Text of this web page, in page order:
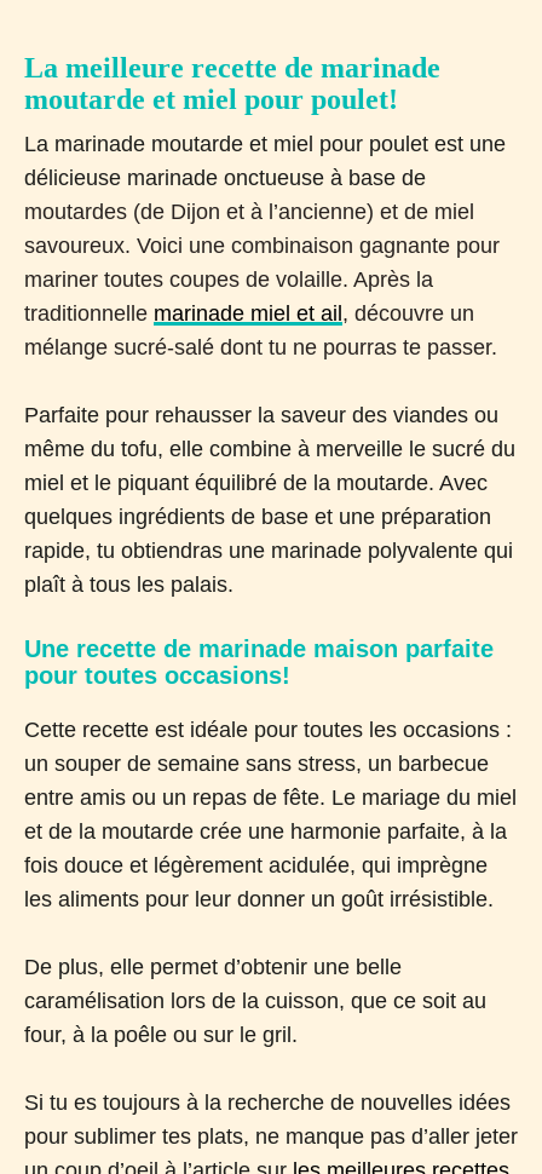
La meilleure recette de marinade
moutarde et miel pour poulet!
La marinade moutarde et miel pour poulet est une
délicieuse marinade onctueuse à base de
moutardes (de Dijon et à l’ancienne) et de miel
savoureux. Voici une combinaison gagnante pour
mariner toutes coupes de volaille. Après la
traditionnelle marinade miel et ail, découvre un
mélange sucré-salé dont tu ne pourras te passer.
Parfaite pour rehausser la saveur des viandes ou
même du tofu, elle combine à merveille le sucré du
miel et le piquant équilibré de la moutarde. Avec
quelques ingrédients de base et une préparation
rapide, tu obtiendras une marinade polyvalente qui
plaît à tous les palais.
Une recette de marinade maison parfaite
pour toutes occasions!
Cette recette est idéale pour toutes les occasions :
un souper de semaine sans stress, un barbecue
entre amis ou un repas de fête. Le mariage du miel
et de la moutarde crée une harmonie parfaite, à la
fois douce et légèrement acidulée, qui imprègne
les aliments pour leur donner un goût irrésistible.
De plus, elle permet d’obtenir une belle
caramélisation lors de la cuisson, que ce soit au
four, à la poêle ou sur le gril.
Si tu es toujours à la recherche de nouvelles idées
pour sublimer tes plats, ne manque pas d’aller jeter